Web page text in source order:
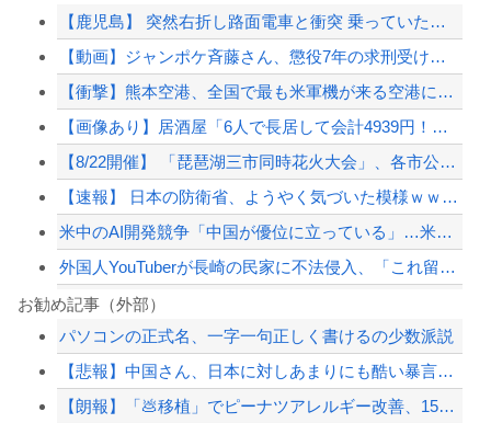
【鹿児島】 突然右折し路面電車と衝突 乗っていた男女3人は車を放置しダッシュで逃...
【動画】ジャンポケ斉藤さん、懲役7年の求刑受けたあとのTikTokライブ配信がヤ...
【衝撃】熊本空港、全国で最も米軍機が来る空港になっていた
【画像あり】居酒屋「6人で長居して会計4939円！喋りたいだけなら公園に行ってく...
【8/22開催】 「琵琶湖三市同時花火大会」、各市公式「そんな花火大会は存在しな...
【速報】 日本の防衛省、ようやく気づいた模様ｗｗｗｗｗ
米中のAI開発競争「中国が優位に立っている」…米新興企業CEOが予測！
外国人YouTuberが長崎の民家に不法侵入、「これ留守にしてるだけじゃないの？...
分かった分かった！もう認めるよ…！！って事
海外「日本人は何に使ってるんだ？」 世界的ブームの日本の食品、買ってみたものの使...
長崎の語り部お爺ちゃん（84）、修学旅行生に「日本も原爆を持たないと負ける」と言...
【画像】瞬間-26℃冷却のベルトファンが今なら4,980円ｗｗｗ
お勧め記事（外部）
パソコンの正式名、一字一句正しく書けるの少数派説
【悲報】中国さん、日本に対しあまりにも酷い暴言を放つ 「侵略戦争仕掛けたくせに...
【朗報】「💩移植」でピーナツアレルギー改善、15人中6人が数粒食べられるように